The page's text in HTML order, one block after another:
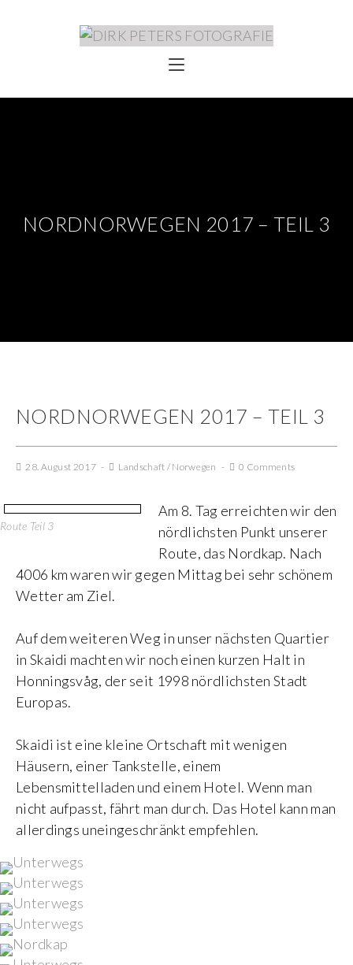
NORDNORWEGEN 2017 – TEIL 3
NORDNORWEGEN 2017 – TEIL 3
28. August 2017 Landschaft / Norwegen 0 Comments
Route Teil 3
Am 8. Tag erreichten wir den
nördlichsten Punkt unserer
Route, das Nordkap. Nach
4006 km waren wir gegen Mittag bei sehr schönem
Wetter am Ziel.
Auf dem weiteren Weg in unser nächsten Quartier
in Skaidi machten wir noch einen kurzen Halt in
Honningsvåg, der seit 1998 nördlichsten Stadt
Europas.
Skaidi ist eine kleine Ortschaft mit wenigen
Häusern, einer Tankstelle, einem
Lebensmittelladen und einem Hotel. Wenn man
nicht aufpasst, fährt man durch. Das Hotel kann man
allerdings uneingeschränkt empfehlen.